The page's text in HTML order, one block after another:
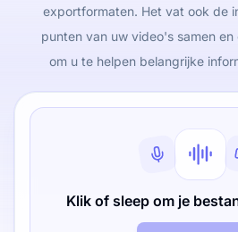
exportformaten. Het vat ook de
punten van uw video's samen
om u te helpen belangrijke
Klik of sleep om je